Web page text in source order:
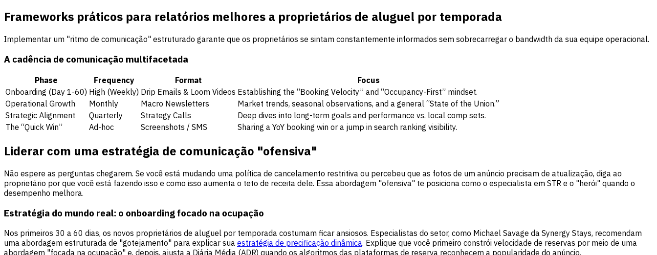
Frameworks práticos para relatórios melhores a proprietários de aluguel por temporada
Implementar um "ritmo de comunicação" estruturado garante que os proprietários se sintam constantemente informados sem sobrecarregar o bandwidth da sua equipe operacional.
A cadência de comunicação multifacetada
Phase Frequency Format
Focus
Onboarding (Day 1-60) High (Weekly) Drip Emails & Loom Videos Establishing the “Booking Velocity” and “Occupancy-First” mindset.
Operational Growth
Monthly Macro Newsletters
Market trends, seasonal observations, and a general “State of the Union.”
Strategic Alignment
Quarterly Strategy Calls
Deep dives into long-term goals and performance vs. local comp sets.
The “Quick Win”
Ad-hoc Screenshots / SMS Sharing a YoY booking win or a jump in search ranking visibility.
Liderar com uma estratégia de comunicação "ofensiva"
Não espere as perguntas chegarem. Se você está mudando uma política de cancelamento restritiva ou percebeu que as fotos de um anúncio precisam de atualização, diga ao
proprietário por que você está fazendo isso e como isso aumenta o teto de receita dele. Essa abordagem "ofensiva" te posiciona como o especialista em STR e o "herói" quando o
desempenho melhora.
Estratégia do mundo real: o onboarding focado na ocupação
Nos primeiros 30 a 60 dias, os novos proprietários de aluguel por temporada costumam ficar ansiosos. Especialistas do setor, como Michael Savage da Synergy Stays, recomendam
uma abordagem estruturada de "gotejamento" para explicar sua estratégia de precificação dinâmica. Explique que você primeiro constrói velocidade de reservas por meio de uma
abordagem "focada na ocupação" e, depois, ajusta a Diária Média (ADR) quando os algoritmos das plataformas de reserva reconhecem a popularidade do anúncio.